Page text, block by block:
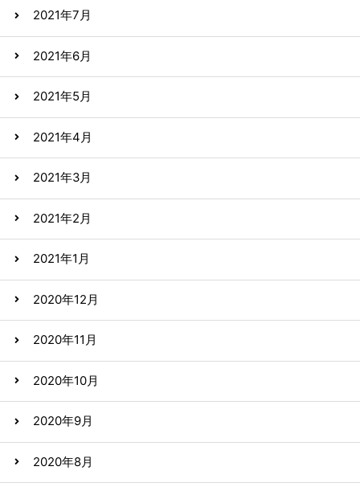
2021年7月
2021年6月
2021年5月
2021年4月
2021年3月
2021年2月
2021年1月
2020年12月
2020年11月
2020年10月
2020年9月
2020年8月